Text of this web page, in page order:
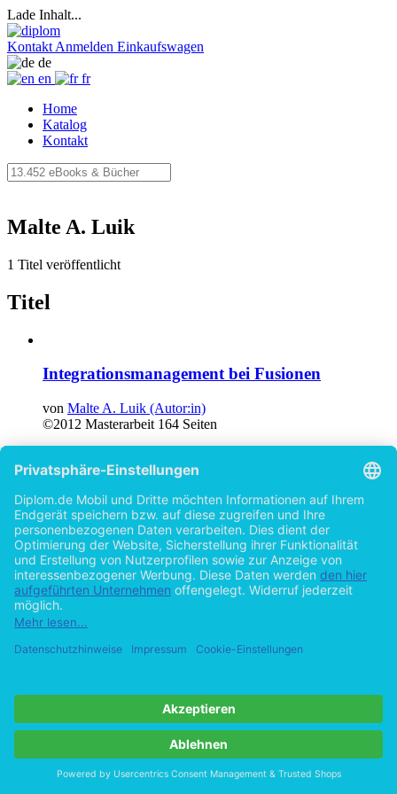
Lade Inhalt...
Kontakt Anmelden Einkaufswagen
de
en
fr
Home
Katalog
Kontakt
Malte A. Luik
1 Titel veröffentlicht
Titel
Integrationsmanagement bei Fusionen
von Malte A. Luik (Autor:in)
©2012 Masterarbeit 164 Seiten
Impressum
AGB
Vertrag widerrufen
Zur Desktop-Version
Copyright ©Imprint in der Bedey & Thoms Media GmbH powered
byOpen Publishing
Cookie-Einstellungen